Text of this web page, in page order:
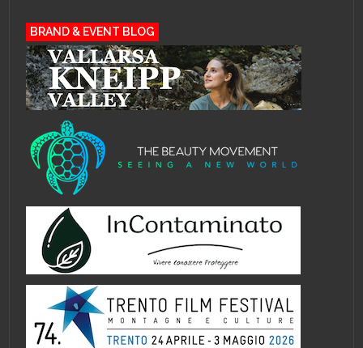
BRAND & EVENT BLOG